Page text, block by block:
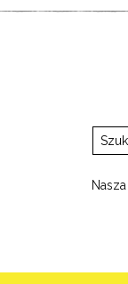
Nasza